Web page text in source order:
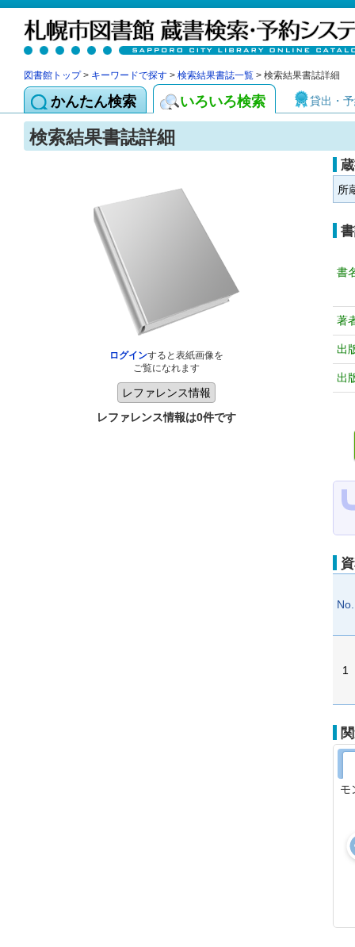
図書館トップ> キーワードで探す > 検索結果書誌一覧 > 検索結果書誌詳細
かんたん検索 いろいろ検索 貸出・
検索結果書誌詳細
ログインすると表紙画像を
ご覧になれます
レファレンス情報は0件です
所
書
著
出
出
No.
1
モ